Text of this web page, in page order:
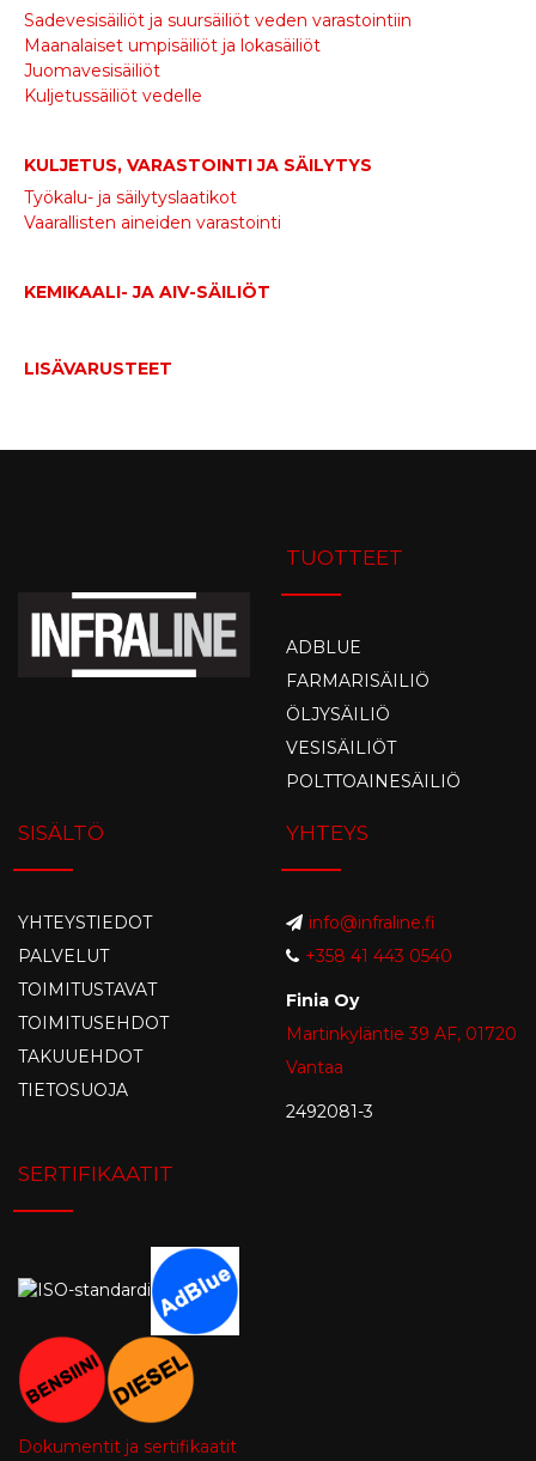
Sadevesisäiliöt ja suursäiliöt veden varastointiin
Maanalaiset umpisäiliöt ja lokasäiliöt
Juomavesisäiliöt
Kuljetussäiliöt vedelle
KULJETUS, VARASTOINTI JA SÄILYTYS
Työkalu- ja säilytyslaatikot
Vaarallisten aineiden varastointi
KEMIKAALI- JA AIV-SÄILIÖT
LISÄVARUSTEET
TUOTTEET
ADBLUE
FARMARISÄILIÖ
ÖLJYSÄILIÖ
VESISÄILIÖT
POLTTOAINESÄILIÖ
SISÄLTÖ
YHTEYSTIEDOT
PALVELUT
TOIMITUSTAVAT
TOIMITUSEHDOT
TAKUUEHDOT
TIETOSUOJA
YHTEYS
info@infraline.fi
+358 41 443 0540
Finia Oy
Martinkyläntie 39 AF, 01720
Vantaa
2492081-3
SERTIFIKAATIT
Dokumentit ja sertifikaatit